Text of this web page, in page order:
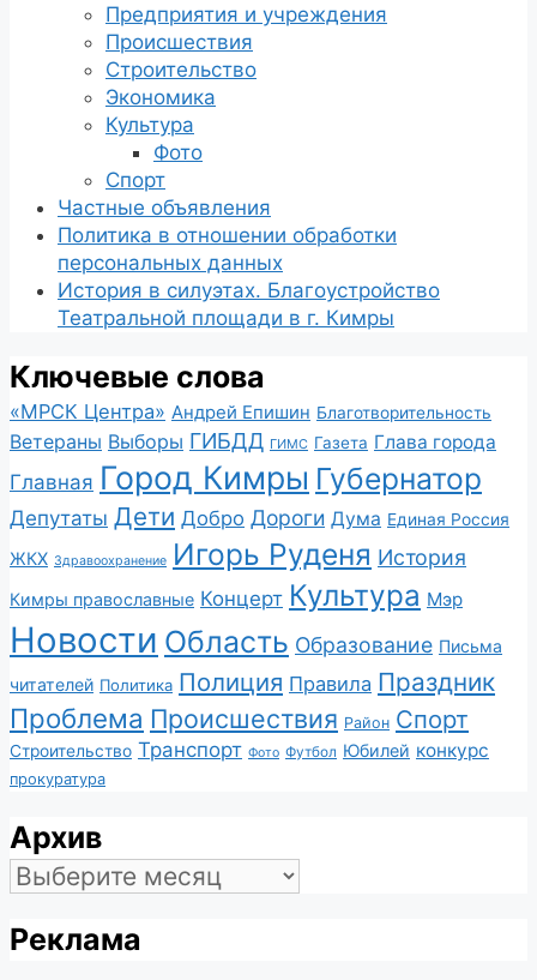
Предприятия и учреждения
Происшествия
Строительство
Экономика
Культура
Фото
Спорт
Частные объявления
Политика в отношении обработки
персональных данных
История в силуэтах. Благоустройство
Театральной площади в г. Кимры
Ключевые слова
«МРСК Центра» Андрей Епишин Благотворительность
Ветераны Выборы ГИБДД ГИМС Газета Глава города
Главная Город Кимры Губернатор
Депутаты Дети Добро Дороги Дума Единая Россия
ЖКХ Здравоохранение Игорь Руденя История
Кимры православные Концерт Культура Мэр
Новости Область Образование Письма
читателей Политика Полиция Правила Праздник
Проблема Происшествия Район Спорт
Строительство Транспорт Фото Футбол Юбилей конкурс
прокуратура
Архив
Архив
Реклама